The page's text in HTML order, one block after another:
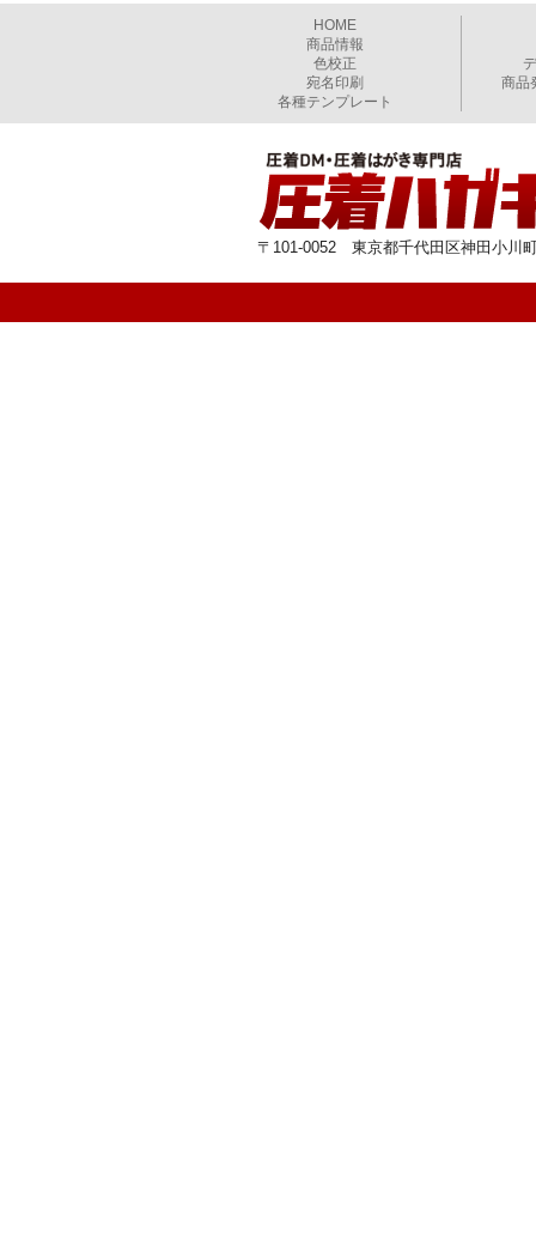
HOME
商品情報
色校正
宛名印刷
各種テンプレート
商品
〒101-0052 東京都千代田区神田小川